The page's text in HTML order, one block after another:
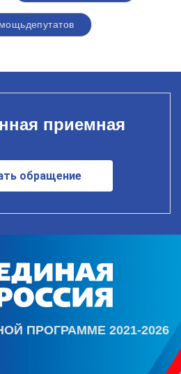
приемная
обращение
ПРОГРАММЕ 2021-2026